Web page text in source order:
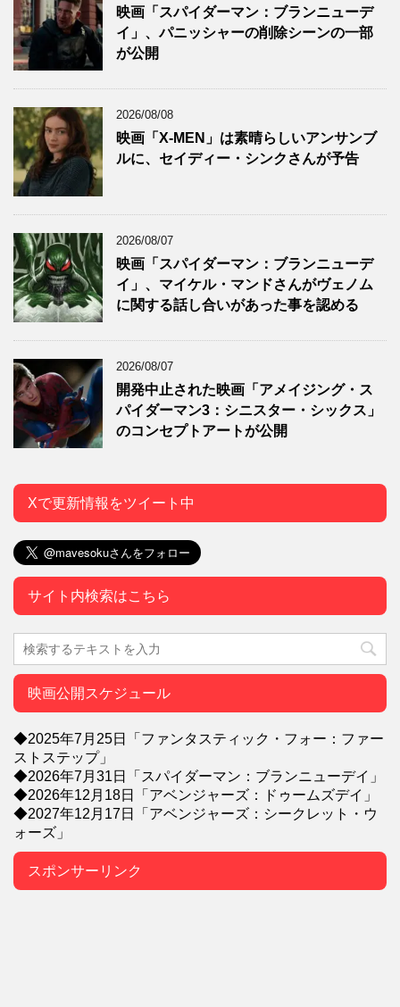
映画「スパイダーマン：ブランニューデ
イ」、パニッシャーの削除シーンの一部
が公開
2026/08/08
映画「X-MEN」は素晴らしいアンサンブ
ルに、セイディー・シンクさんが予告
2026/08/07
映画「スパイダーマン：ブランニューデ
イ」、マイケル・マンドさんがヴェノム
に関する話し合いがあった事を認める
2026/08/07
開発中止された映画「アメイジング・ス
パイダーマン3：シニスター・シックス」
のコンセプトアートが公開
Xで更新情報をツイート中
サイト内検索はこちら
映画公開スケジュール
◆2025年7月25日「ファンタスティック・フォー：ファー
ストステップ」
◆2026年7月31日「スパイダーマン：ブランニューデイ」
◆2026年12月18日「アベンジャーズ：ドゥームズデイ」
◆2027年12月17日「アベンジャーズ：シークレット・ウ
ォーズ」
スポンサーリンク